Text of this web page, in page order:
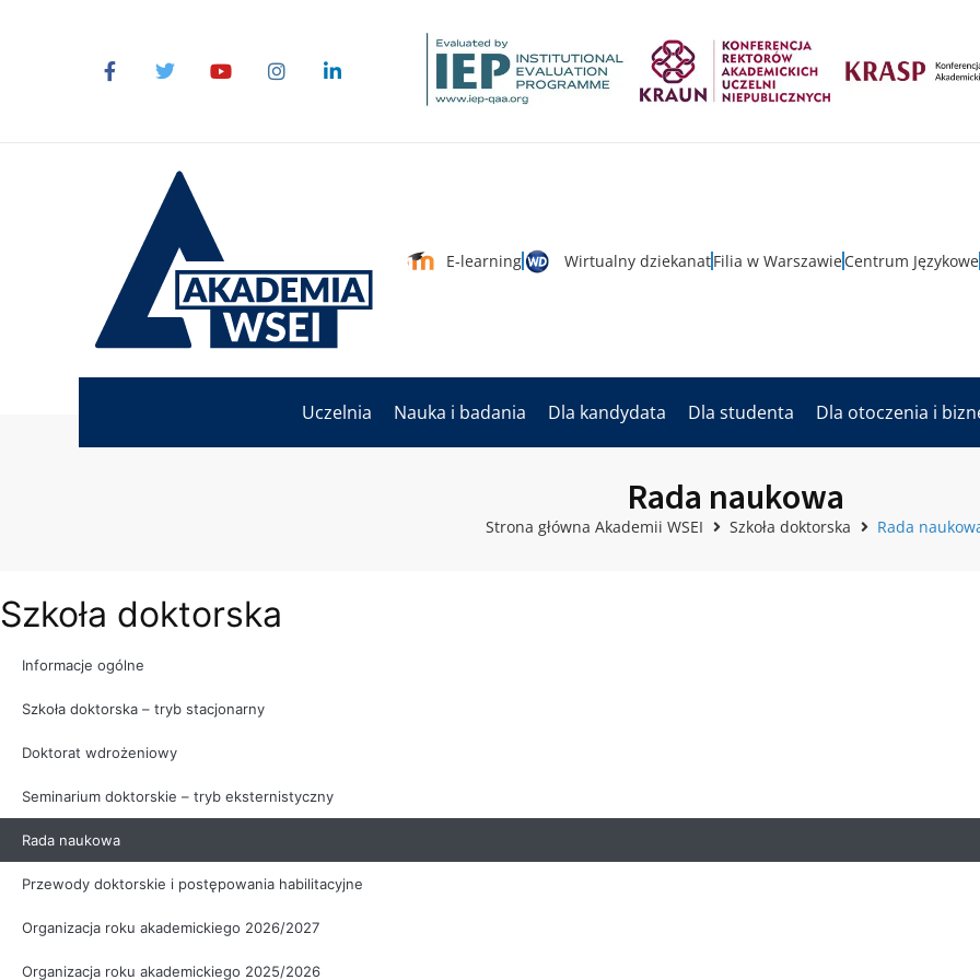
E-learning Wirtualny dziekanatFilia w WarszawieCentrum Językowe
Uczelnia Nauka i badania Dla kandydata Dla studenta Dla otoczenia i
Rada naukowa
Strona główna Akademii WSEI Szkoła doktorska Rada
Szkoła doktorska
Informacje ogólne
Szkoła doktorska – tryb stacjonarny
Doktorat wdrożeniowy
Seminarium doktorskie – tryb eksternistyczny
Rada naukowa
Przewody doktorskie i postępowania habilitacyjne
Organizacja roku akademickiego 2026/2027
Organizacja roku akademickiego 2025/2026